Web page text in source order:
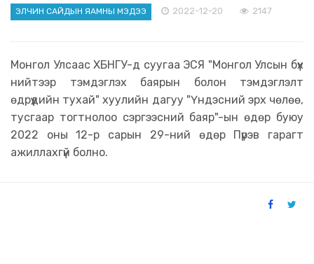
ЭЛЧИН САЙДЫН ЯАМНЫ МЭДЭЭ 2022-12-20 2147
Монгол Улсаас ХБНГУ-д суугаа ЭСЯ "Монгол Улсын бүх
нийтээр тэмдэглэх баярын болон тэмдэглэлт
өдрүүдийн тухай" хуулийн дагуу "Үндэсний эрх чөлөө,
тусгаар тогтнолоо сэргээсний баяр"-ын өдөр буюу
2022 оны 12-р сарын 29-ний өдөр Пүрэв гарагт
ажиллахгүй болно.